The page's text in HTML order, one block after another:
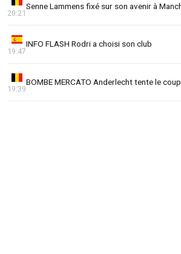
Senne Lammens fixé sur son avenir à
20:21
INFO FLASH Rodri a choisi son club
19:47
BOMBE MERCATO Anderlecht tente le
19:39